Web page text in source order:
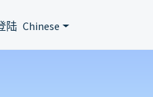
陆 Chinese